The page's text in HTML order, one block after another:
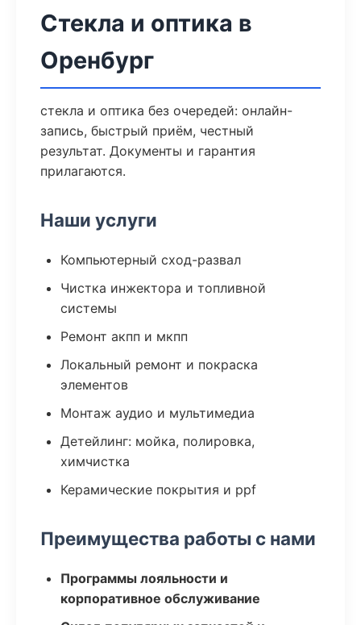
Стекла и оптика в
Оренбург
стекла и оптика без очередей: онлайн-
запись, быстрый приём, честный
результат. Документы и гарантия
прилагаются.
Наши услуги
Компьютерный сход-развал
Чистка инжектора и топливной
системы
Ремонт акпп и мкпп
Локальный ремонт и покраска
элементов
Монтаж аудио и мультимедиа
Детейлинг: мойка, полировка,
химчистка
Керамические покрытия и ppf
Преимущества работы с нами
Программы лояльности и
корпоративное обслуживание